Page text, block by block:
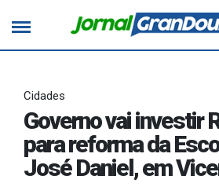
Cidades
Governo vai investir
para reforma da
José Daniel, em